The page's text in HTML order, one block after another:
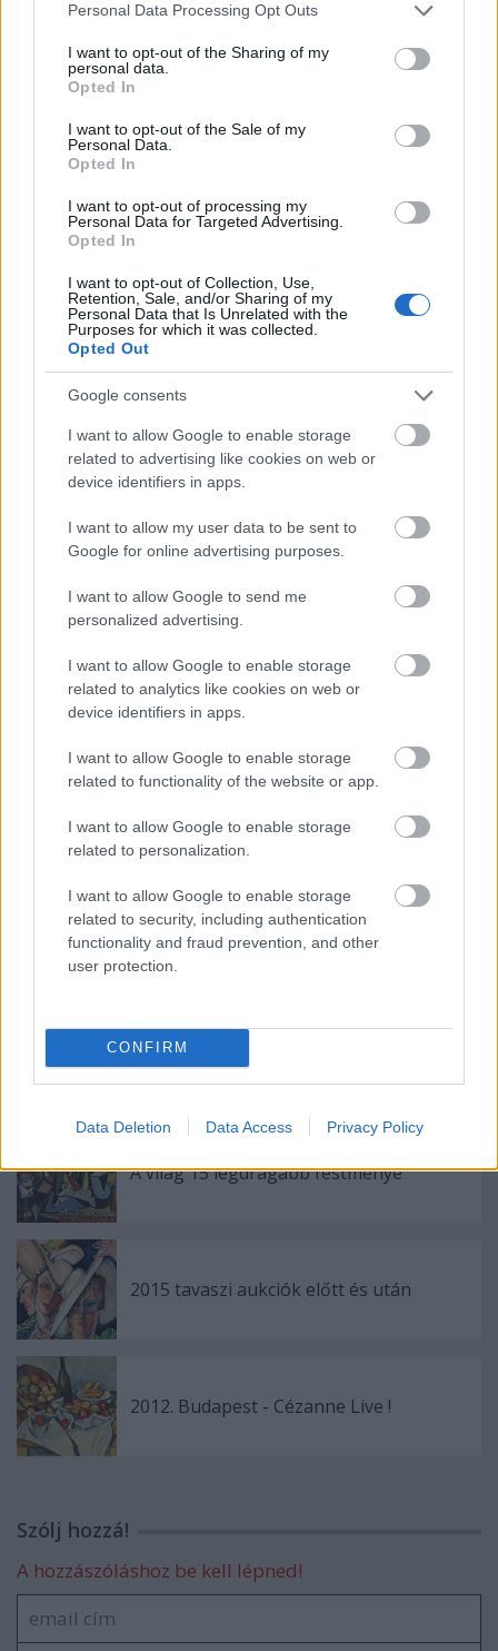
Please note that this website/app uses one or more Google
not limited to your visit or usage behaviour. You may click to
grant or deny consent to Google and its third-party tags to
use your data for below specified purposes in below Google
consent section.
Personal Data Processing Opt Outs
I want to opt-out of the Sharing of my
personal data.
Opted In
I want to opt-out of the Sale of my
Personal Data.
Opted In
I want to opt-out of processing my
Personal Data for Targeted Advertising.
Opted In
I want to opt-out of Collection, Use,
Retention, Sale, and/or Sharing of my
Personal Data that Is Unrelated with the
Purposes for which it was collected.
Opted Out
Google consents
I want to allow Google to enable storage
related to advertising like cookies on web or
device identifiers in apps.
I want to allow my user data to be sent to
Google for online advertising purposes.
I want to allow Google to send me
personalized advertising.
I want to allow Google to enable storage
related to analytics like cookies on web or
device identifiers in apps.
I want to allow Google to enable storage
related to functionality of the website or app.
I want to allow Google to enable storage
related to personalization.
I want to allow Google to enable storage
related to security, including authentication
functionality and fraud prevention, and other
user protection.
CONFIRM
Data Deletion Data Access Privacy Policy
narrátorok, fantasztikus hallani a régi felvételeket, a
régi visszaemlékezéseket.
Szomorú volt látni, hogy a nyelvtudás hiánya a
magyarokat milyen nehéz helyzetbe hozta az
Újvilágban, szinte a legveszélyesebb, a legnehezebb
munkahelyre, leginkább a bányákba kerültek.
Tanulsággal is szolgál a film. Jó lenne végre reálisan
elhelyezni magunkat a világban, és rájönni arra,
számíthatunk. Nem szerencsés, ha bábuk módjára
élünk, és azt tesszük, amit mások diktálnak.
Pici ország nagy szívvel. Ennek minden előnyével és
hátrányával.
Ha az ember ma nehéznek érzi a sorsát, csak meg
kell nézni ezt a filmet és rájöhet arra, hogy semmi ez
ahhoz képest, amin a film szereplői anno átmentek.
A magyarnak régen se volt könnyű és ma sem az. A
jövővel kapcsolatban... hát, elég szkeptikus vagyok.
Ajánlott bejegyzések:
Mednyánszky történetek 1.
Modigliani kiállítás az MNG-ben, 2016
A világ 15 legdrágább festménye
2015 tavaszi aukciók előtt és után
2012. Budapest - Cézanne Live !
Szólj hozzá!
A hozzászóláshoz be kell lépned!